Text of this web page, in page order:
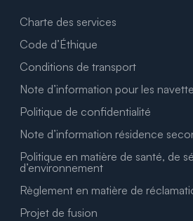
Charte des services
Code d’Éthique
Conditions de transport
Note d’information pour les
Politique de confidentialité
Note d’information résidence
Politique en matière de santé, de
d’environnement
Règlement en matière de
Projet de fusion